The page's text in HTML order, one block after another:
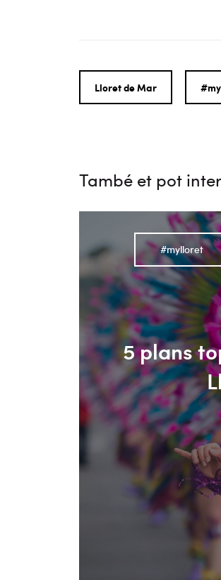
Lloret de Mar
També et pot
5 plans
#mylloret